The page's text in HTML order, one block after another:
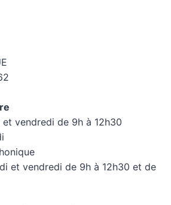
vendredi de 9h à 12h30
et vendredi de 9h à 12h30 et de